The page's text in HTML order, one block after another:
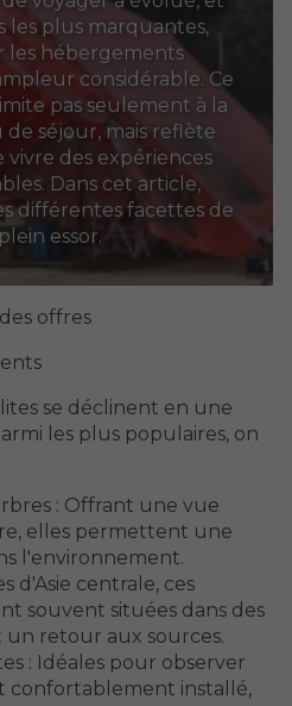
les plus marquantes,
les hébergements
considérable. Ce
pas seulement à la
séjour, mais reflète
des expériences
Dans cet article,
différentes facettes de
essor.
offres
se déclinent en une
les plus populaires, on
: Offrant une vue
elles permettent une
l'environnement.
d'Asie centrale, ces
souvent situées dans des
un retour aux sources.
: Idéales pour observer
confortablement installé,